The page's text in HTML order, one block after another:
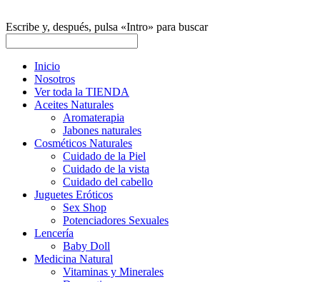
Escribe y, después, pulsa «Intro» para buscar
Inicio
Nosotros
Ver toda la TIENDA
Aceites Naturales
Aromaterapia
Jabones naturales
Cosméticos Naturales
Cuidado de la Piel
Cuidado de la vista
Cuidado del cabello
Juguetes Eróticos
Sex Shop
Potenciadores Sexuales
Lencería
Baby Doll
Medicina Natural
Vitaminas y Minerales